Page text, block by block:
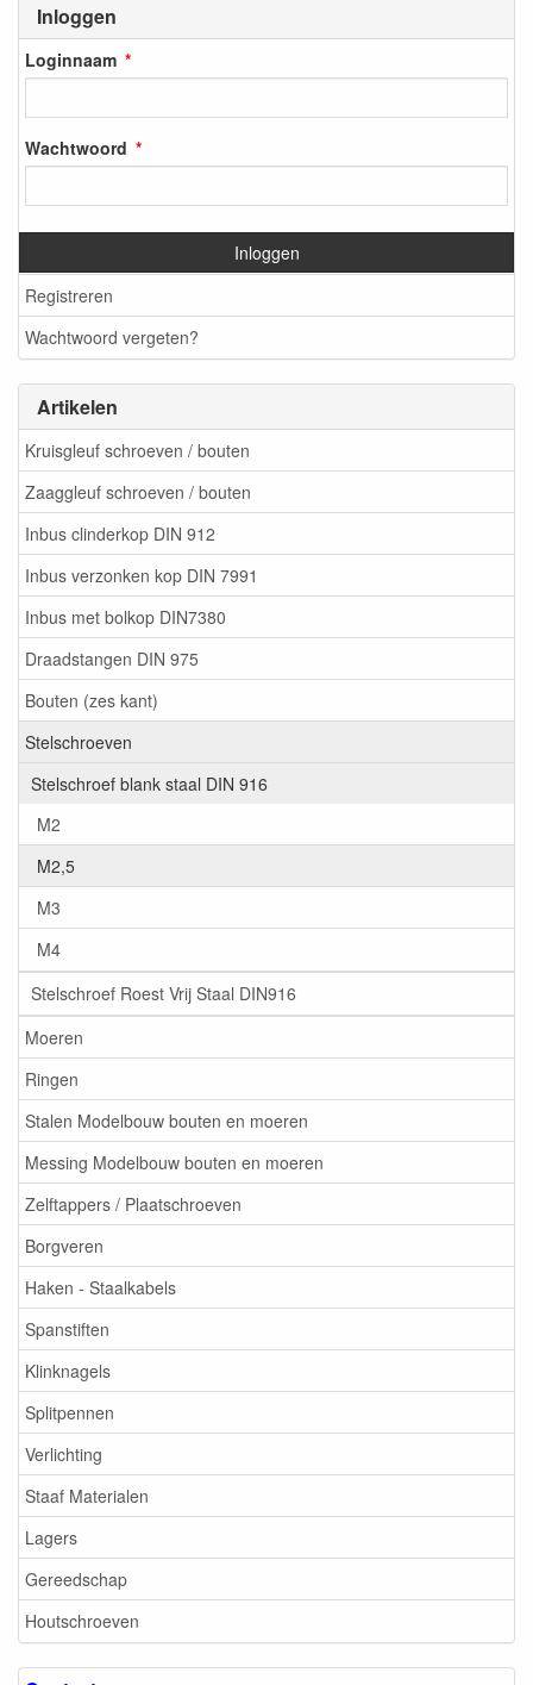
Inloggen
Loginnaam
Wachtwoord
Inloggen
Registreren
Wachtwoord vergeten?
Artikelen
Kruisgleuf schroeven / bouten
Zaaggleuf schroeven / bouten
Inbus clinderkop DIN 912
Inbus verzonken kop DIN 7991
Inbus met bolkop DIN7380
Draadstangen DIN 975
Bouten (zes kant)
Stelschroeven
Stelschroef blank staal DIN 916
M2
M2,5
M3
M4
Stelschroef Roest Vrij Staal DIN916
Moeren
Ringen
Stalen Modelbouw bouten en moeren
Messing Modelbouw bouten en moeren
Zelftappers / Plaatschroeven
Borgveren
Haken - Staalkabels
Spanstiften
Klinknagels
Splitpennen
Verlichting
Staaf Materialen
Lagers
Gereedschap
Houtschroeven